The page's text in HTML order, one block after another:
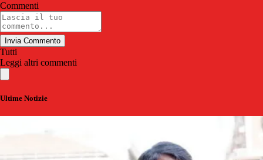
Commenti
Invia Commento
Tutti
Leggi altri commenti
Ultime Notizie